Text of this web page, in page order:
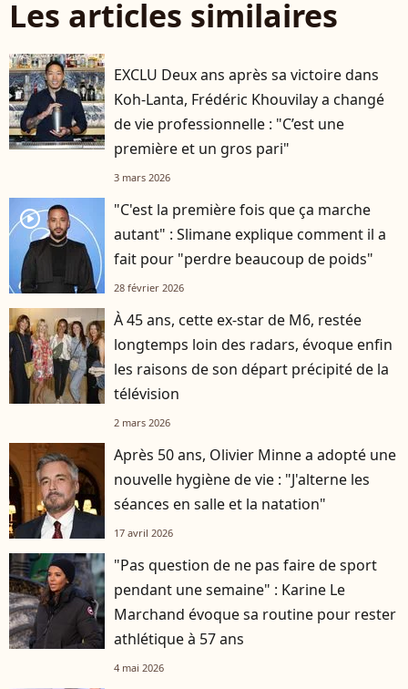
Les articles similaires
EXCLU Deux ans après sa victoire dans
Koh-Lanta, Frédéric Khouvilay a changé
de vie professionnelle : "C’est une
première et un gros pari"
3 mars 2026
player2
"C'est la première fois que ça marche
autant" : Slimane explique comment il a
fait pour "perdre beaucoup de poids"
28 février 2026
À 45 ans, cette ex-star de M6, restée
longtemps loin des radars, évoque enfin
les raisons de son départ précipité de la
télévision
2 mars 2026
Après 50 ans, Olivier Minne a adopté une
nouvelle hygiène de vie : "J'alterne les
séances en salle et la natation"
17 avril 2026
"Pas question de ne pas faire de sport
pendant une semaine" : Karine Le
Marchand évoque sa routine pour rester
athlétique à 57 ans
4 mai 2026